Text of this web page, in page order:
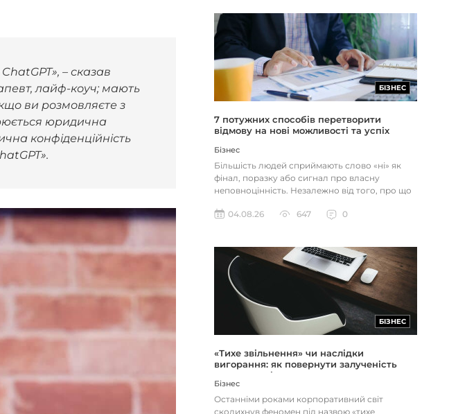
– сказав
лайф-коуч; мають
ви розмовляєте з
юридична
конфіденційність
БІЗНЕС
7 потужних способів перетворити
відмову на нові можливості та успіх
Бізнес
Більшість людей сприймають слово «ні» як
фінал, поразку або сигнал про власну
неповноцінність. Незалежно від того, про що
04.08.26
647 0
БІЗНЕС
«Тихе звільнення» чи наслідки
вигорання: як повернути залученість
через сенс і мету
Бізнес
Останніми роками корпоративний світ
сколихнув феномен під назвою «тихе